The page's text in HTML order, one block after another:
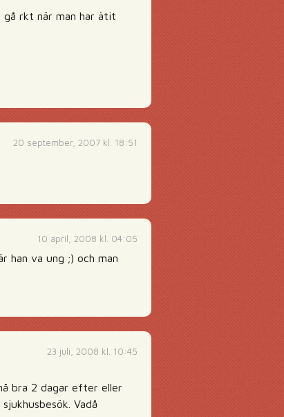
gå rkt när man har ätit
20 september, 2007 kl. 18:51
10 april, 2008 kl. 04:05
han va ung ;) och man
23 juli, 2008 kl. 10:45
bra 2 dagar efter eller
Vadå